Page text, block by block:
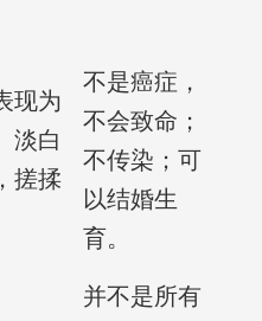
现为
淡白
搓揉
不是癌症，
不会致命；
不传染；可
以结婚生
育。
并不是所有